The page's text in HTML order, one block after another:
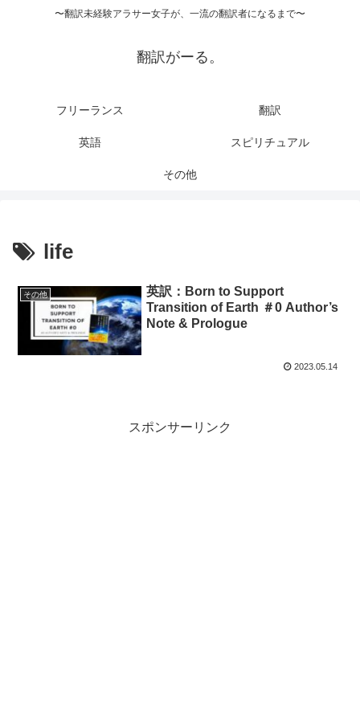
〜翻訳未経験アラサー女子が、一流の翻訳者になるまで〜
翻訳がーる。
フリーランス 翻訳
英語 スピリチュアル
その他
life
その他
英訳：Born to Support
Transition of Earth ＃0 Author’s
Note & Prologue
2023.05.14
スポンサーリンク